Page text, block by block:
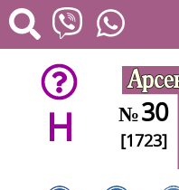
H №30
[1723]